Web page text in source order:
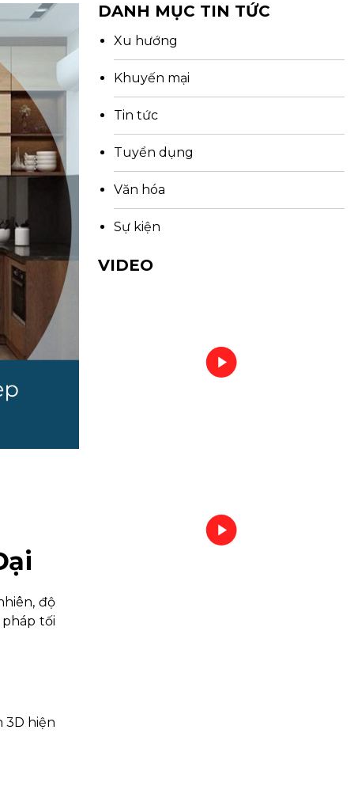
độ
tối
3D hiện
DANH MỤC TIN TỨC
Xu hướng
Khuyến mại
Tin tức
Tuyển dụng
Văn hóa
Sự kiện
VIDEO